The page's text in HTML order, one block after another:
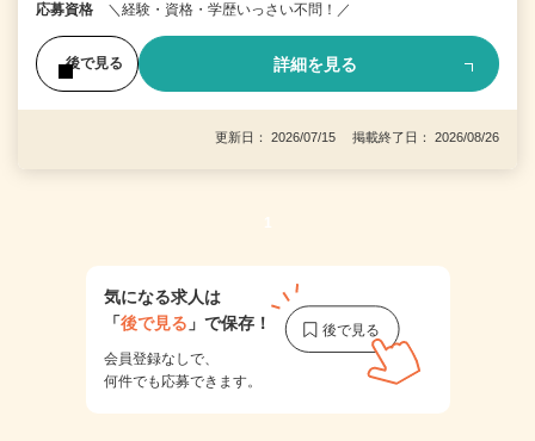
応募資格 ＼経験・資格・学歴いっさい不問！／
後で見る 詳細を見る
更新日： 2026/07/15 掲載終了日： 2026/08/26
1
気になる求人は
「後で見る 」で保存！
会員登録なしで、
何件でも応募できます。